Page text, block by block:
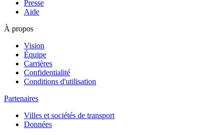
Presse
Aide
À propos
Vision
Équipe
Carrières
Confidentialité
Conditions d'utilisation
Partenaires
Villes et sociétés de transport
Données